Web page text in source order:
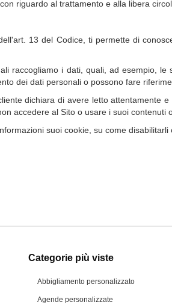
riguardo al trattamento e alla libera
13 del Codice, ti permette di
raccogliamo i dati, quali, ad esempio,
dei dati personali o possono fare
dichiara di avere letto attentamente e
accedere al Sito o usare i suoi contenuti
suoi cookie, su come
Categorie più viste
Abbigliamento personalizzato
Agende personalizzate